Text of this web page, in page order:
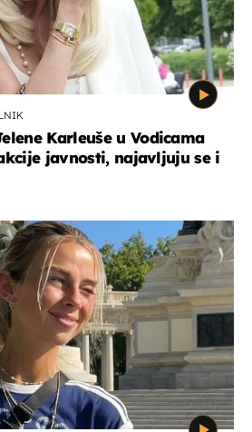
Karleuše u Vodicama
javnosti, najavljuju se i